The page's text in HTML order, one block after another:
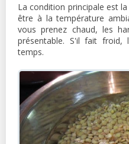
La condition principale est
être à la température
vous prenez chaud, les
présentable. S'il fait froid,
temps.